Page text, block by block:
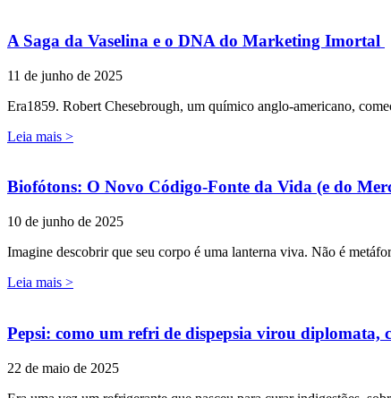
A Saga da Vaselina e o DNA do Marketing Imortal
11 de junho de 2025
Era1859. Robert Chesebrough, um químico anglo-americano,
Leia mais >
Biofótons: O Novo Código-Fonte da Vida (e do
10 de junho de 2025
Imagine descobrir que seu corpo é uma lanterna viva. Não é
Leia mais >
Pepsi: como um refri de dispepsia virou diplomata,
22 de maio de 2025